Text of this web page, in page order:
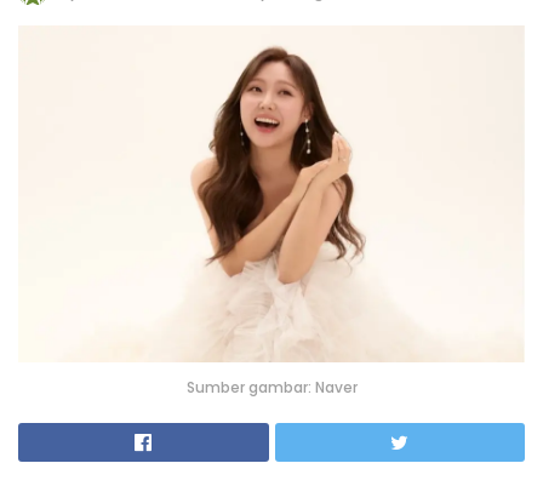
Sumber gambar: Naver